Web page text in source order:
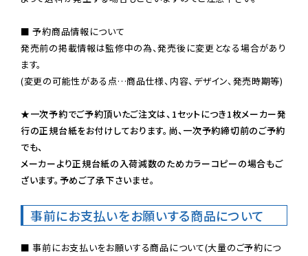
■ 予約商品情報について
発売前の掲載情報は監修中の為、発売後に変更となる場合があり
ます。
(変更の可能性がある点…商品仕様、内容、デザイン、発売時期等)
★一次予約でご予約頂いたご注文は、1セットにつき1枚メーカー発
行の正規台紙をお付けしております。尚、一次予約締切前のご予約
でも、
メーカーより正規台紙の入荷減数のためカラーコピーの場合もご
ざいます。予めご了承下さいませ。
事前にお支払いをお願いする商品について
■ 事前にお支払いをお願いする商品について(大量のご予約につ